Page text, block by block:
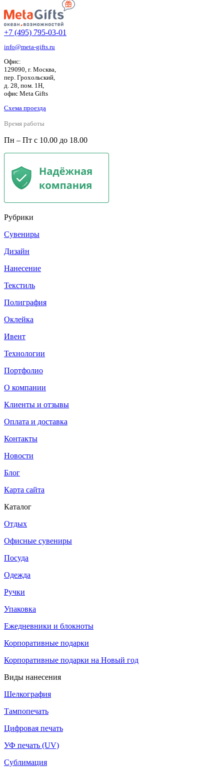
+7 (495) 795-03-01
info@meta-gifts.ru
Офис:
129090, г. Москва,
пер. Грохольский,
д. 28, пом. 1Н,
офис Meta Gifts
Схема проезда
Время работы
Пн – Пт с 10.00 до 18.00
Рубрики
Сувениры
Дизайн
Нанесение
Текстиль
Полиграфия
Оклейка
Ивент
Технологии
Портфолио
О компании
Клиенты и отзывы
Оплата и доставка
Контакты
Новости
Блог
Карта сайта
Каталог
Отдых
Офисные сувениры
Посуда
Одежда
Ручки
Упаковка
Ежедневники и блокноты
Корпоративные подарки
Корпоративные подарки на Новый год
Виды нанесения
Шелкография
Тампопечать
Цифровая печать
УФ печать (UV)
Сублимация